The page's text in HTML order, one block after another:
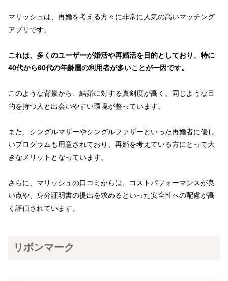
マリッシュは、再婚を考える方々に非常に人気の高いマッチング
アプリです。
これは、多くのユーザーが婚活や再婚活を目的としており、特に
40代から60代の年齢層の利用者が多いことが一因です。
このような背景から、結婚に対する真剣度が高く、同じような目
的を持つ人と出会いやすい環境が整っています。
また、シングルマザーやシングルファザーといった再婚者に優し
いプログラムも用意されており、再婚を考えている方にとって大
きなメリットとなっています。
さらに、マリッシュの口コミからは、コストパフォーマンスが良
い点や、身分証明書の提出を求めるといった安全性への配慮が高
く評価されています。
リボンマーク